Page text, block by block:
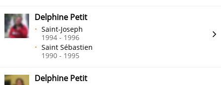
Delphine Petit
Saint-Joseph
1994 - 1996
Saint Sébastien
1990 - 1995
Delphine Petit